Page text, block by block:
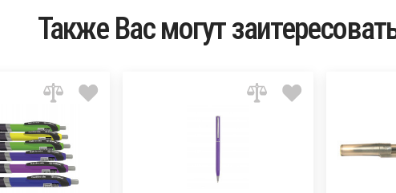
Также Вас могут